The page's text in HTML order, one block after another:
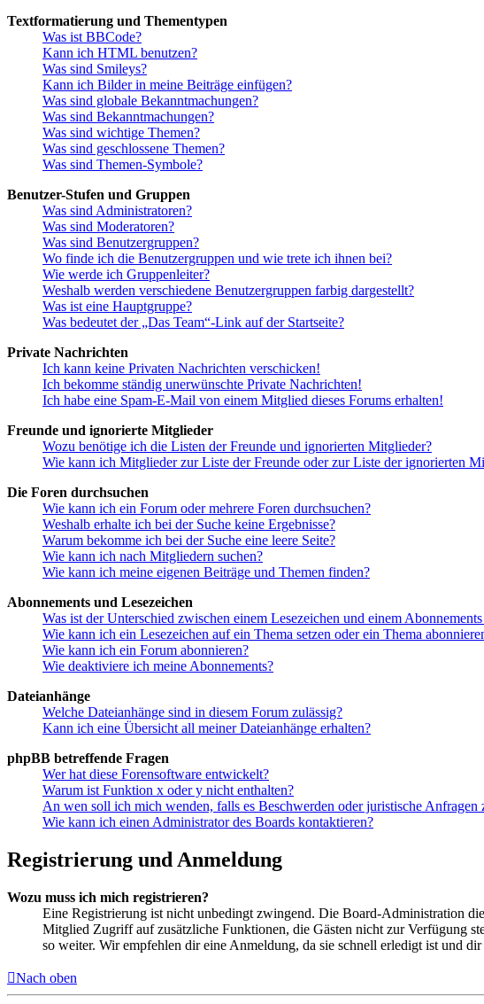
Textformatierung und Thementypen
Was ist BBCode?
Kann ich HTML benutzen?
Was sind Smileys?
Kann ich Bilder in meine Beiträge einfügen?
Was sind globale Bekanntmachungen?
Was sind Bekanntmachungen?
Was sind wichtige Themen?
Was sind geschlossene Themen?
Was sind Themen-Symbole?
Benutzer-Stufen und Gruppen
Was sind Administratoren?
Was sind Moderatoren?
Was sind Benutzergruppen?
Wo finde ich die Benutzergruppen und wie trete ich ihnen bei?
Wie werde ich Gruppenleiter?
Weshalb werden verschiedene Benutzergruppen farbig dargestellt?
Was ist eine Hauptgruppe?
Was bedeutet der „Das Team“-Link auf der Startseite?
Private Nachrichten
Ich kann keine Privaten Nachrichten verschicken!
Ich bekomme ständig unerwünschte Private Nachrichten!
Ich habe eine Spam-E-Mail von einem Mitglied dieses Forums erhalten!
Freunde und ignorierte Mitglieder
Wozu benötige ich die Listen der Freunde und ignorierten Mitglieder?
Wie kann ich Mitglieder zur Liste der Freunde oder zur Liste der ignorierten
Die Foren durchsuchen
Wie kann ich ein Forum oder mehrere Foren durchsuchen?
Weshalb erhalte ich bei der Suche keine Ergebnisse?
Warum bekomme ich bei der Suche eine leere Seite?
Wie kann ich nach Mitgliedern suchen?
Wie kann ich meine eigenen Beiträge und Themen finden?
Abonnements und Lesezeichen
Was ist der Unterschied zwischen einem Lesezeichen und einem
Wie kann ich ein Lesezeichen auf ein Thema setzen oder ein Thema
Wie kann ich ein Forum abonnieren?
Wie deaktiviere ich meine Abonnements?
Dateianhänge
Welche Dateianhänge sind in diesem Forum zulässig?
Kann ich eine Übersicht all meiner Dateianhänge erhalten?
phpBB betreffende Fragen
Wer hat diese Forensoftware entwickelt?
Warum ist Funktion x oder y nicht enthalten?
An wen soll ich mich wenden, falls es Beschwerden oder juristische Anfragen
Wie kann ich einen Administrator des Boards kontaktieren?
Registrierung und Anmeldung
Wozu muss ich mich registrieren?
Eine Registrierung ist nicht unbedingt zwingend. Die Board-Administration
Mitglied Zugriff auf zusätzliche Funktionen, die Gästen nicht zur Verfügung
so weiter. Wir empfehlen dir eine Anmeldung, da sie schnell erledigt ist und
Nach oben